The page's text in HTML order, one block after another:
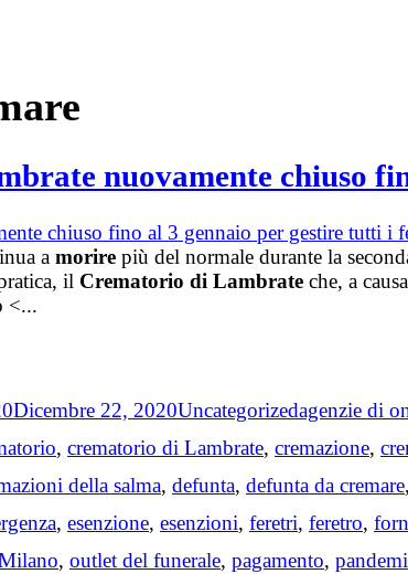
nuovamente chiuso
a morire più del normale durante la
il Crematorio di Lambrate che, a
<...
Dicembre 22, 2020Uncategorizedagenzie di
, crematorio di Lambrate, cremazione,
della salma, defunta, defunta da cremare,
, esenzione, esenzioni, feretri, feretro,
, outlet del funerale, pagamento,